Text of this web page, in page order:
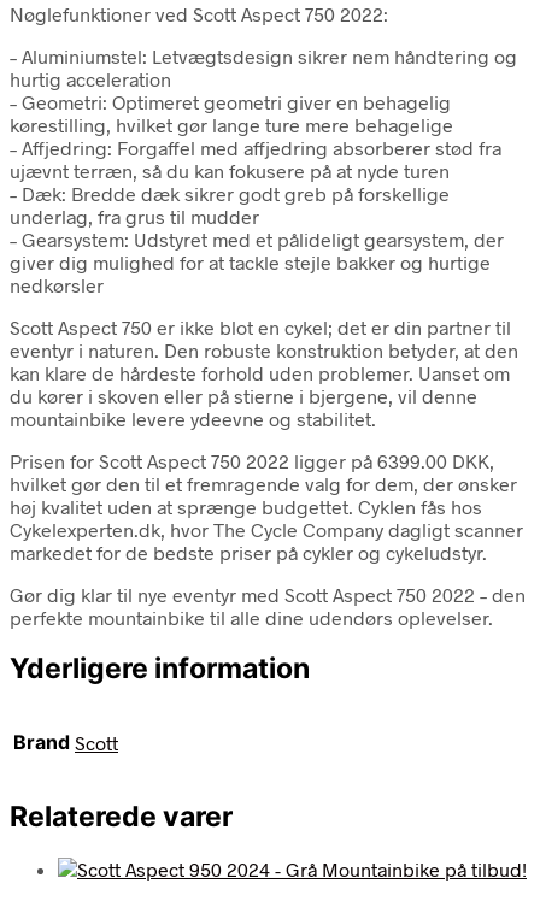
Nøglefunktioner ved Scott Aspect 750 2022:
– Aluminiumstel: Letvægtsdesign sikrer nem håndtering og
hurtig acceleration
– Geometri: Optimeret geometri giver en behagelig
kørestilling, hvilket gør lange ture mere behagelige
– Affjedring: Forgaffel med affjedring absorberer stød fra
ujævnt terræn, så du kan fokusere på at nyde turen
– Dæk: Bredde dæk sikrer godt greb på forskellige
underlag, fra grus til mudder
– Gearsystem: Udstyret med et pålideligt gearsystem, der
giver dig mulighed for at tackle stejle bakker og hurtige
nedkørsler
Scott Aspect 750 er ikke blot en cykel; det er din partner til
eventyr i naturen. Den robuste konstruktion betyder, at den
kan klare de hårdeste forhold uden problemer. Uanset om
du kører i skoven eller på stierne i bjergene, vil denne
mountainbike levere ydeevne og stabilitet.
Prisen for Scott Aspect 750 2022 ligger på 6399.00 DKK,
hvilket gør den til et fremragende valg for dem, der ønsker
høj kvalitet uden at sprænge budgettet. Cyklen fås hos
Cykelexperten.dk, hvor The Cycle Company dagligt scanner
markedet for de bedste priser på cykler og cykeludstyr.
Gør dig klar til nye eventyr med Scott Aspect 750 2022 – den
perfekte mountainbike til alle dine udendørs oplevelser.
Yderligere information
Brand Scott
Relaterede varer